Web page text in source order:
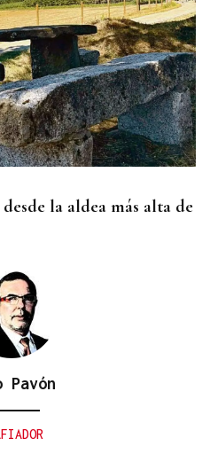
la aldea más alta de
Pavón